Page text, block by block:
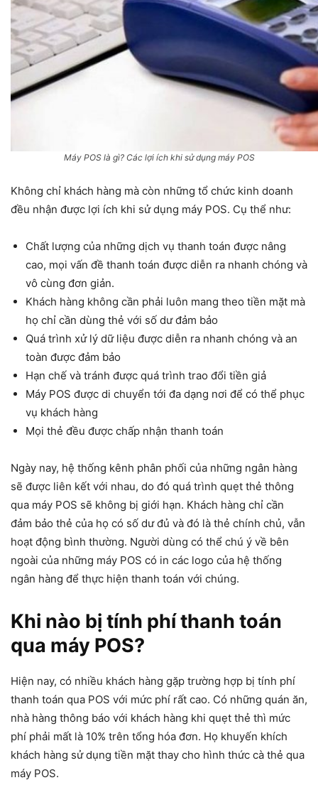
Máy POS là gì? Các lợi ích khi sử dụng máy POS
Không chỉ khách hàng mà còn những tổ chức kinh doanh
đều nhận được lợi ích khi sử dụng máy POS. Cụ thể như:
Chất lượng của những dịch vụ thanh toán được nâng
cao, mọi vấn đề thanh toán được diễn ra nhanh chóng và
vô cùng đơn giản.
Khách hàng không cần phải luôn mang theo tiền mặt mà
họ chỉ cần dùng thẻ với số dư đảm bảo
Quá trình xử lý dữ liệu được diễn ra nhanh chóng và an
toàn được đảm bảo
Hạn chế và tránh được quá trình trao đổi tiền giả
Máy POS được di chuyển tới đa dạng nơi để có thể phục
vụ khách hàng
Mọi thẻ đều được chấp nhận thanh toán
Ngày nay, hệ thống kênh phân phối của những ngân hàng
sẽ được liên kết với nhau, do đó quá trình quẹt thẻ thông
qua máy POS sẽ không bị giới hạn. Khách hàng chỉ cần
đảm bảo thẻ của họ có số dư đủ và đó là thẻ chính chủ, vẫn
hoạt động bình thường. Người dùng có thể chú ý về bên
ngoài của những máy POS có in các logo của hệ thống
ngân hàng để thực hiện thanh toán với chúng.
Khi nào bị tính phí thanh toán
qua máy POS?
Hiện nay, có nhiều khách hàng gặp trường hợp bị tính phí
thanh toán qua POS với mức phí rất cao. Có những quán ăn,
nhà hàng thông báo với khách hàng khi quẹt thẻ thì mức
phí phải mất là 10% trên tổng hóa đơn. Họ khuyến khích
khách hàng sử dụng tiền mặt thay cho hình thức cà thẻ qua
máy POS.